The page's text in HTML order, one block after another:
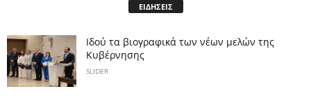
ΕΙΔΗΣΕΙΣ
Ιδού τα βιογραφικά των νέων μελών της
Κυβέρνησης
SLIDER